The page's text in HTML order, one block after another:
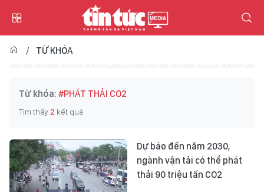
TỪ KHÓA
Từ khóa: #PHÁT THẢI CO2
Tìm thấy2 kết quả
Dự báo đến năm 2030,
ngành vận tải có thể phát
thải 90 triệu tấn CO2